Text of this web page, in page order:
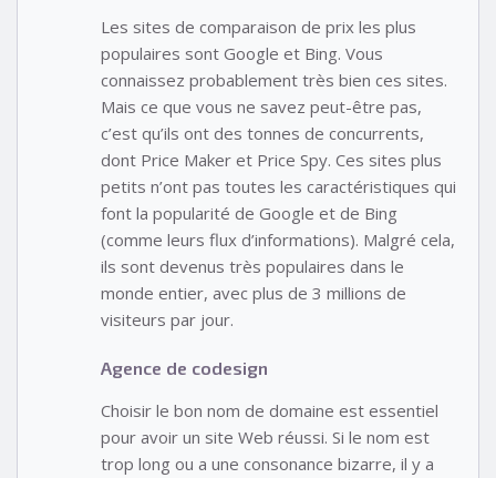
Les sites de comparaison de prix les plus
populaires sont Google et Bing. Vous
connaissez probablement très bien ces sites.
Mais ce que vous ne savez peut-être pas,
c’est qu’ils ont des tonnes de concurrents,
dont Price Maker et Price Spy. Ces sites plus
petits n’ont pas toutes les caractéristiques qui
font la popularité de Google et de Bing
(comme leurs flux d’informations). Malgré cela,
ils sont devenus très populaires dans le
monde entier, avec plus de 3 millions de
visiteurs par jour.
Agence de codesign
Choisir le bon nom de domaine est essentiel
pour avoir un site Web réussi. Si le nom est
trop long ou a une consonance bizarre, il y a